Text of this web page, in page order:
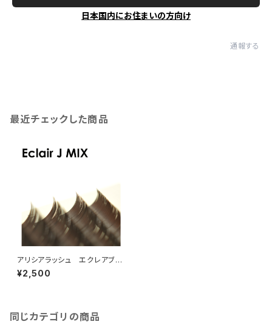
日本国内にお住まいの方向け
通報する
最近チェックした商品
アリシアラッシュ エクレアブラ
ウンJカールMIX
¥2,500
同じカテゴリの商品